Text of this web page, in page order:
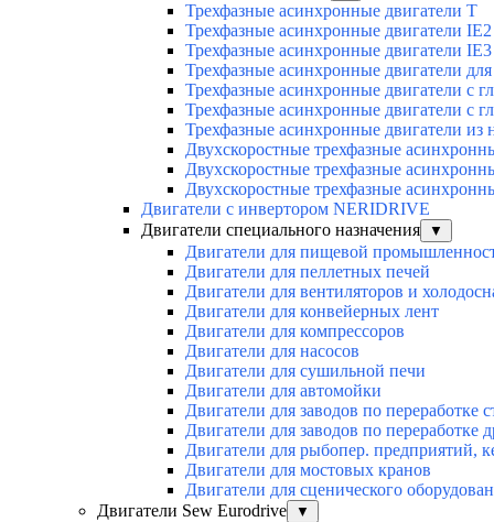
Трехфазные асинхронные двигатели Т
Трехфазные асинхронные двигатели
Трехфазные асинхронные двигатели
Трехфазные асинхронные двигатели
Трехфазные асинхронные двигатели с
Трехфазные асинхронные двигатели с
Трехфазные асинхронные двигатели
Двухскоростные трехфазные
Двухскоростные трехфазные
Двухскоростные трехфазные
Двигатели с инвертором NERIDRIVE
Двигатели специального назначения
▼
Двигатели для пищевой
Двигатели для пеллетных печей
Двигатели для вентиляторов и
Двигатели для конвейерных лент
Двигатели для компрессоров
Двигатели для насосов
Двигатели для сушильной печи
Двигатели для автомойки
Двигатели для заводов по переработке
Двигатели для заводов по переработке
Двигатели для рыбопер. предприятий,
Двигатели для мостовых кранов
Двигатели для сценического
Двигатели Sew Eurodrive
▼